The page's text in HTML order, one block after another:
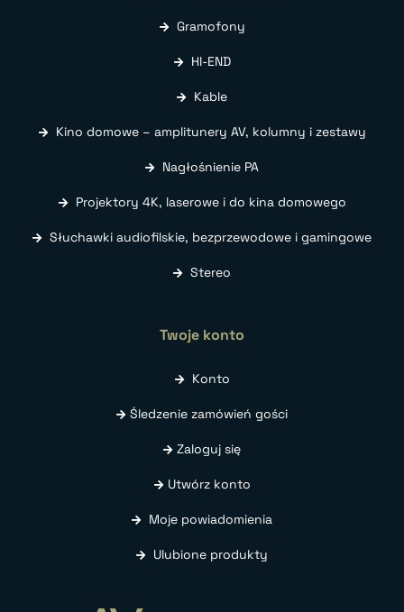
Gramofony
HI-END
Kable
Kino domowe – amplitunery AV, kolumny i zestawy
Nagłośnienie PA
Projektory 4K, laserowe i do kina domowego
Słuchawki audiofilskie, bezprzewodowe i gamingowe
Stereo
Twoje konto
Konto
Śledzenie zamówień gości
Zaloguj się
Utwórz konto
Moje powiadomienia
Ulubione produkty